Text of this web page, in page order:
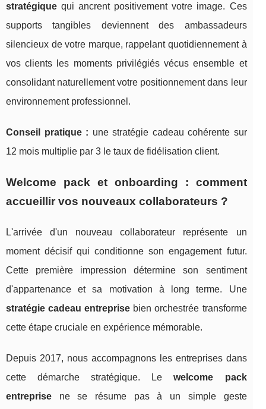
stratégique qui ancrent positivement votre image. Ces
supports tangibles deviennent des ambassadeurs
silencieux de votre marque, rappelant quotidiennement à
vos clients les moments privilégiés vécus ensemble et
consolidant naturellement votre positionnement dans leur
environnement professionnel.
Conseil pratique : une stratégie cadeau cohérente sur
12 mois multiplie par 3 le taux de fidélisation client.
Welcome pack et onboarding : comment
accueillir vos nouveaux collaborateurs ?
L'arrivée d'un nouveau collaborateur représente un
moment décisif qui conditionne son engagement futur.
Cette première impression détermine son sentiment
d'appartenance et sa motivation à long terme. Une
stratégie cadeau entreprise bien orchestrée transforme
cette étape cruciale en expérience mémorable.
Depuis 2017, nous accompagnons les entreprises dans
cette démarche stratégique. Lewelcome pack
entreprise ne se résume pas à un simple geste